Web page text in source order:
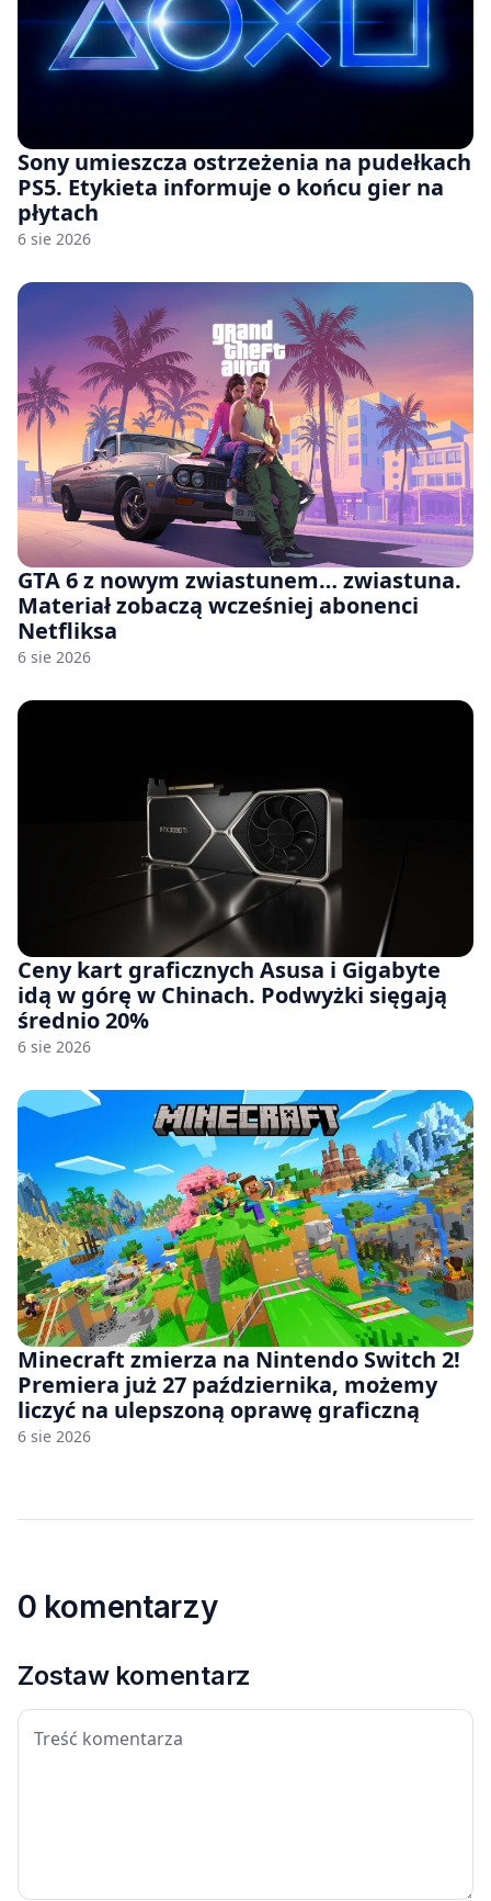
Sony umieszcza ostrzeżenia na pudełkach
PS5. Etykieta informuje o końcu gier na
płytach
6 sie 2026
GTA 6 z nowym zwiastunem… zwiastuna.
Materiał zobaczą wcześniej abonenci
Netfliksa
6 sie 2026
Ceny kart graficznych Asusa i Gigabyte
idą w górę w Chinach. Podwyżki sięgają
średnio 20%
6 sie 2026
Minecraft zmierza na Nintendo Switch 2!
Premiera już 27 października, możemy
liczyć na ulepszoną oprawę graficzną
6 sie 2026
0 komentarzy
Zostaw komentarz